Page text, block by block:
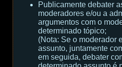
Publicamente debater
moderadores e/ou a
argumentos com o
determinado tópico;
(Nota: Se o moderador
assunto, juntamente
em seguida, debater